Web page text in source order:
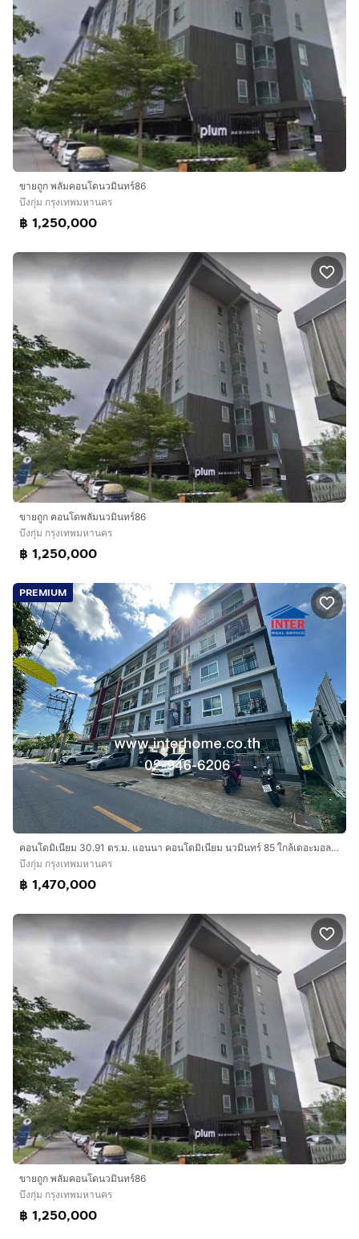
ขายถูก พลัมคอนโดนวมินทร์86
บึงกุ่ม กรุงเทพมหานคร
฿ 1,250,000
ขายถูก คอนโดพลัมนวมินทร์86
บึงกุ่ม กรุงเทพมหานคร
฿ 1,250,000
PREMIUM
คอนโดมิเนียม 30.91 ตร.ม. แอนนา คอนโดมิเนียม นวมินทร์ 85 ใกล้เดอะมอลล์บางกะปิ ซอยนวมินทร์85 ถนนนวมินทร์ เขตบึงกุ่ม กรุงเทพมหานคร
บึงกุ่ม กรุงเทพมหานคร
฿ 1,470,000
ขายถูก พลัมคอนโดนวมินทร์86
บึงกุ่ม กรุงเทพมหานคร
฿ 1,250,000